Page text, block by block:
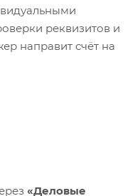
реквизитов и
направит счёт на
«Деловые